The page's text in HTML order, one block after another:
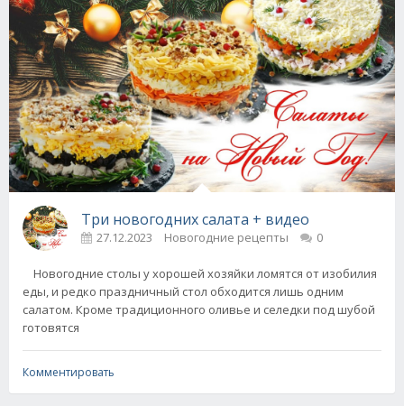
Три новогодних салата + видео
27.12.2023 Новогодние рецепты 0
Новогодние столы у хорошей хозяйки ломятся от изобилия
еды, и редко праздничный стол обходится лишь одним
салатом. Кроме традиционного оливье и селедки под шубой
готовятся
Комментировать